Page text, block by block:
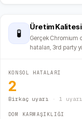
🧪
Üretim Kalitesi
Gerçek Chromium
hataları, 3rd party
KONSOL HATALARI
2
Birkaç uyarı · 1 uyarı
DOM KARMAŞIKLIĞI